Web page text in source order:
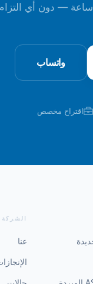
واتساب
اقتراح مخصص
الشركة
عنا